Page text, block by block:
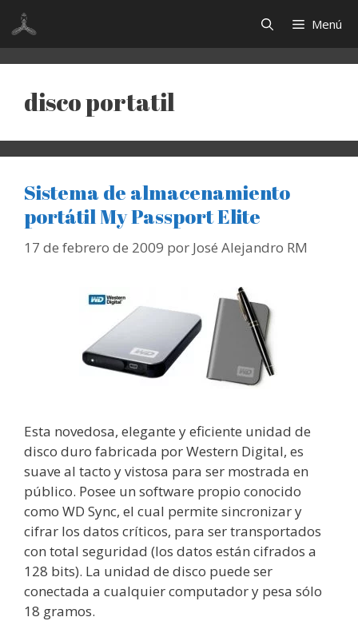
Saltar
contenido
Menú
disco portatil
Sistema de almacenamiento
portátil My Passport Elite
17 de febrero de 2009 por José Alejandro RM
Esta novedosa, elegante y eficiente unidad de
disco duro fabricada por Western Digital, es
suave al tacto y vistosa para ser mostrada en
público. Posee un software propio conocido
como WD Sync, el cual permite sincronizar y
cifrar los datos críticos, para ser transportados
con total seguridad (los datos están cifrados a
128 bits). La unidad de disco puede ser
conectada a cualquier computador y pesa sólo
18 gramos.